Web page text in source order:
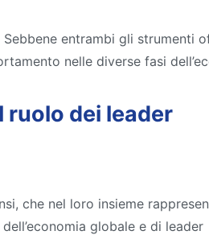
Sebbene entrambi gli strumenti
nelle diverse fasi
ruolo dei leader
che nel loro insieme
globale e di leader